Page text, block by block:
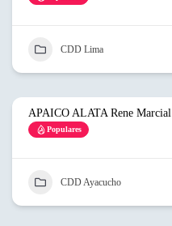
CDD Lima
APAICO ALATA Rene Marcial
Populares
CDD Ayacucho